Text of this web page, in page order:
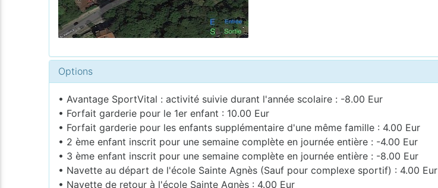
Options
• Avantage SportVital : activité suivie durant l'année scolaire : -8.00 Eur
• Forfait garderie pour le 1er enfant : 10.00 Eur
• Forfait garderie pour les enfants supplémentaire d'une même famille : 4.00 Eur
• 2 ème enfant inscrit pour une semaine complète en journée entière : -4.00 Eur
• 3 ème enfant inscrit pour une semaine complète en journée entière : -8.00 Eur
• Navette au départ de l'école Sainte Agnès (Sauf pour complexe sportif) : 4.00 Eur
• Navette de retour à l'école Sainte Agnès : 4.00 Eur